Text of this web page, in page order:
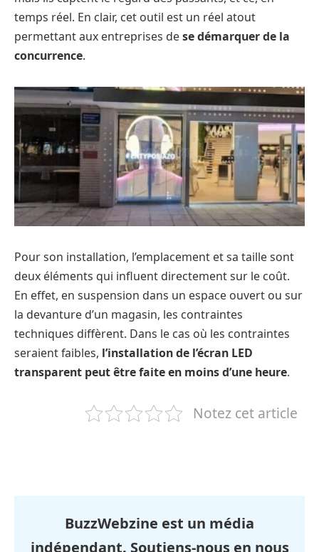
temps réel. En clair, cet outil est un réel atout
permettant aux entreprises dese démarquer de la
concurrence.
Pour son installation, l’emplacement et sa taille sont
deux éléments qui influent directement sur le coût.
En effet, en suspension dans un espace ouvert ou sur
la devanture d’un magasin, les contraintes
techniques diffèrent. Dans le cas où les contraintes
seraient faibles, l’installation de l’écran LED
transparent peut être faite en moins d’une heure.
Notez cet article
BuzzWebzine est un média
indépendant. Soutiens-nous en nous